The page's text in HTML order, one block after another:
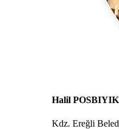
Halil POSBIYIK
Kdz. Ereğli